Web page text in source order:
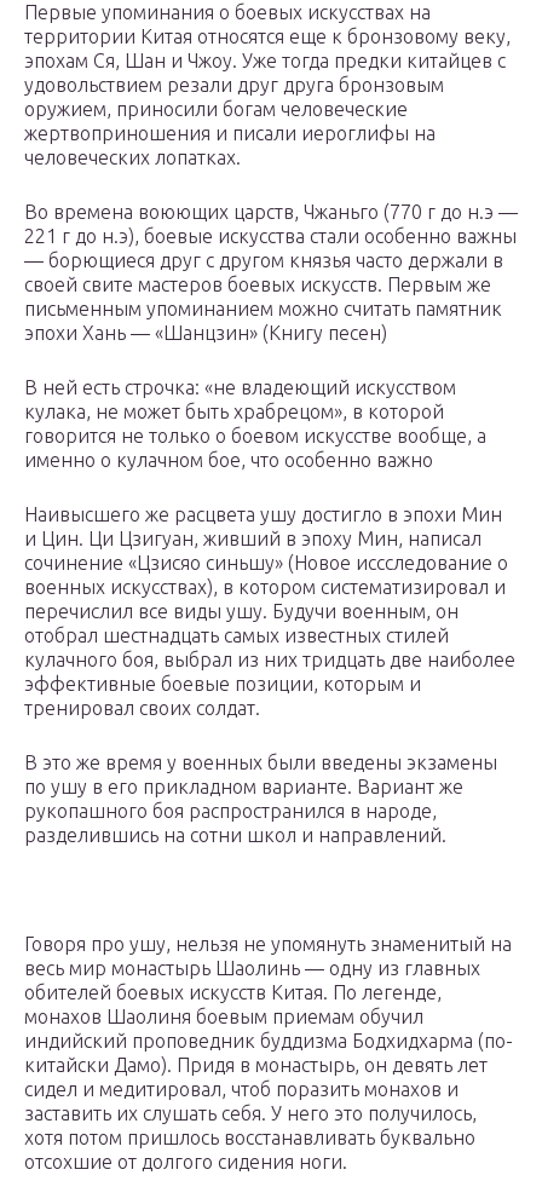
Первые упоминания о боевых искусствах на
территории Китая относятся еще к бронзовому веку,
эпохам Ся, Шан и Чжоу. Уже тогда предки китайцев с
удовольствием резали друг друга бронзовым
оружием, приносили богам человеческие
жертвоприношения и писали иероглифы на
человеческих лопатках.
Во времена воюющих царств, Чжаньго (770 г до н.э —
221 г до н.э), боевые искусства стали особенно важны
— борющиеся друг с другом князья часто держали в
своей свите мастеров боевых искусств. Первым же
письменным упоминанием можно считать памятник
эпохи Хань — «Шанцзин» (Книгу песен)
В ней есть строчка: «не владеющий искусством
кулака, не может быть храбрецом», в которой
говорится не только о боевом искусстве вообще, а
именно о кулачном бое, что особенно важно
Наивысшего же расцвета ушу достигло в эпохи Мин
и Цин. Ци Цзигуан, живший в эпоху Мин, написал
сочинение «Цзисяо синьшу» (Новое иссследование о
военных искусствах), в котором систематизировал и
перечислил все виды ушу. Будучи военным, он
отобрал шестнадцать самых известных стилей
кулачного боя, выбрал из них тридцать две наиболее
эффективные боевые позиции, которым и
тренировал своих солдат.
В это же время у военных были введены экзамены
по ушу в его прикладном варианте. Вариант же
рукопашного боя распространился в народе,
разделившись на сотни школ и направлений.
Говоря про ушу, нельзя не упомянуть знаменитый на
весь мир монастырь Шаолинь — одну из главных
обителей боевых искусств Китая. По легенде,
монахов Шаолиня боевым приемам обучил
индийский проповедник буддизма Бодхидхарма (по-
китайски Дамо). Придя в монастырь, он девять лет
сидел и медитировал, чтоб поразить монахов и
заставить их слушать себя. У него это получилось,
хотя потом пришлось восстанавливать буквально
отсохшие от долгого сидения ноги.